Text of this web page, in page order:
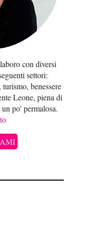
con diversi
settori:
benessere
Leone, piena di
po' permalosa.